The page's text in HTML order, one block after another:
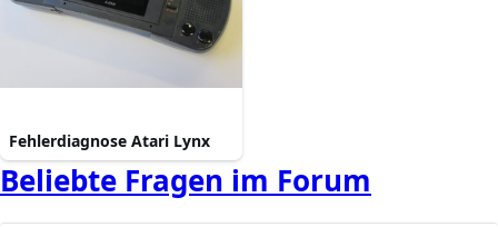
Fehlerdiagnose Atari Lynx
Beliebte Fragen im Forum